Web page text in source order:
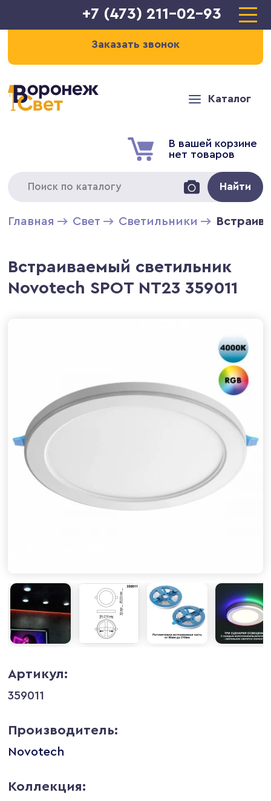
+7 (473) 211-02-93
Заказать звонок
Каталог
В вашей корзине
нет товаров
Найти
Главная Свет Светильники
Встраиваемый светильник
Novotech SPOT NT23 359011
Артикул:
359011
Производитель:
Novotech
Коллекция: